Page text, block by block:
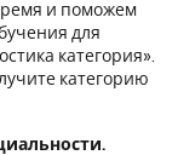
и поможем
для
категория».
категорию